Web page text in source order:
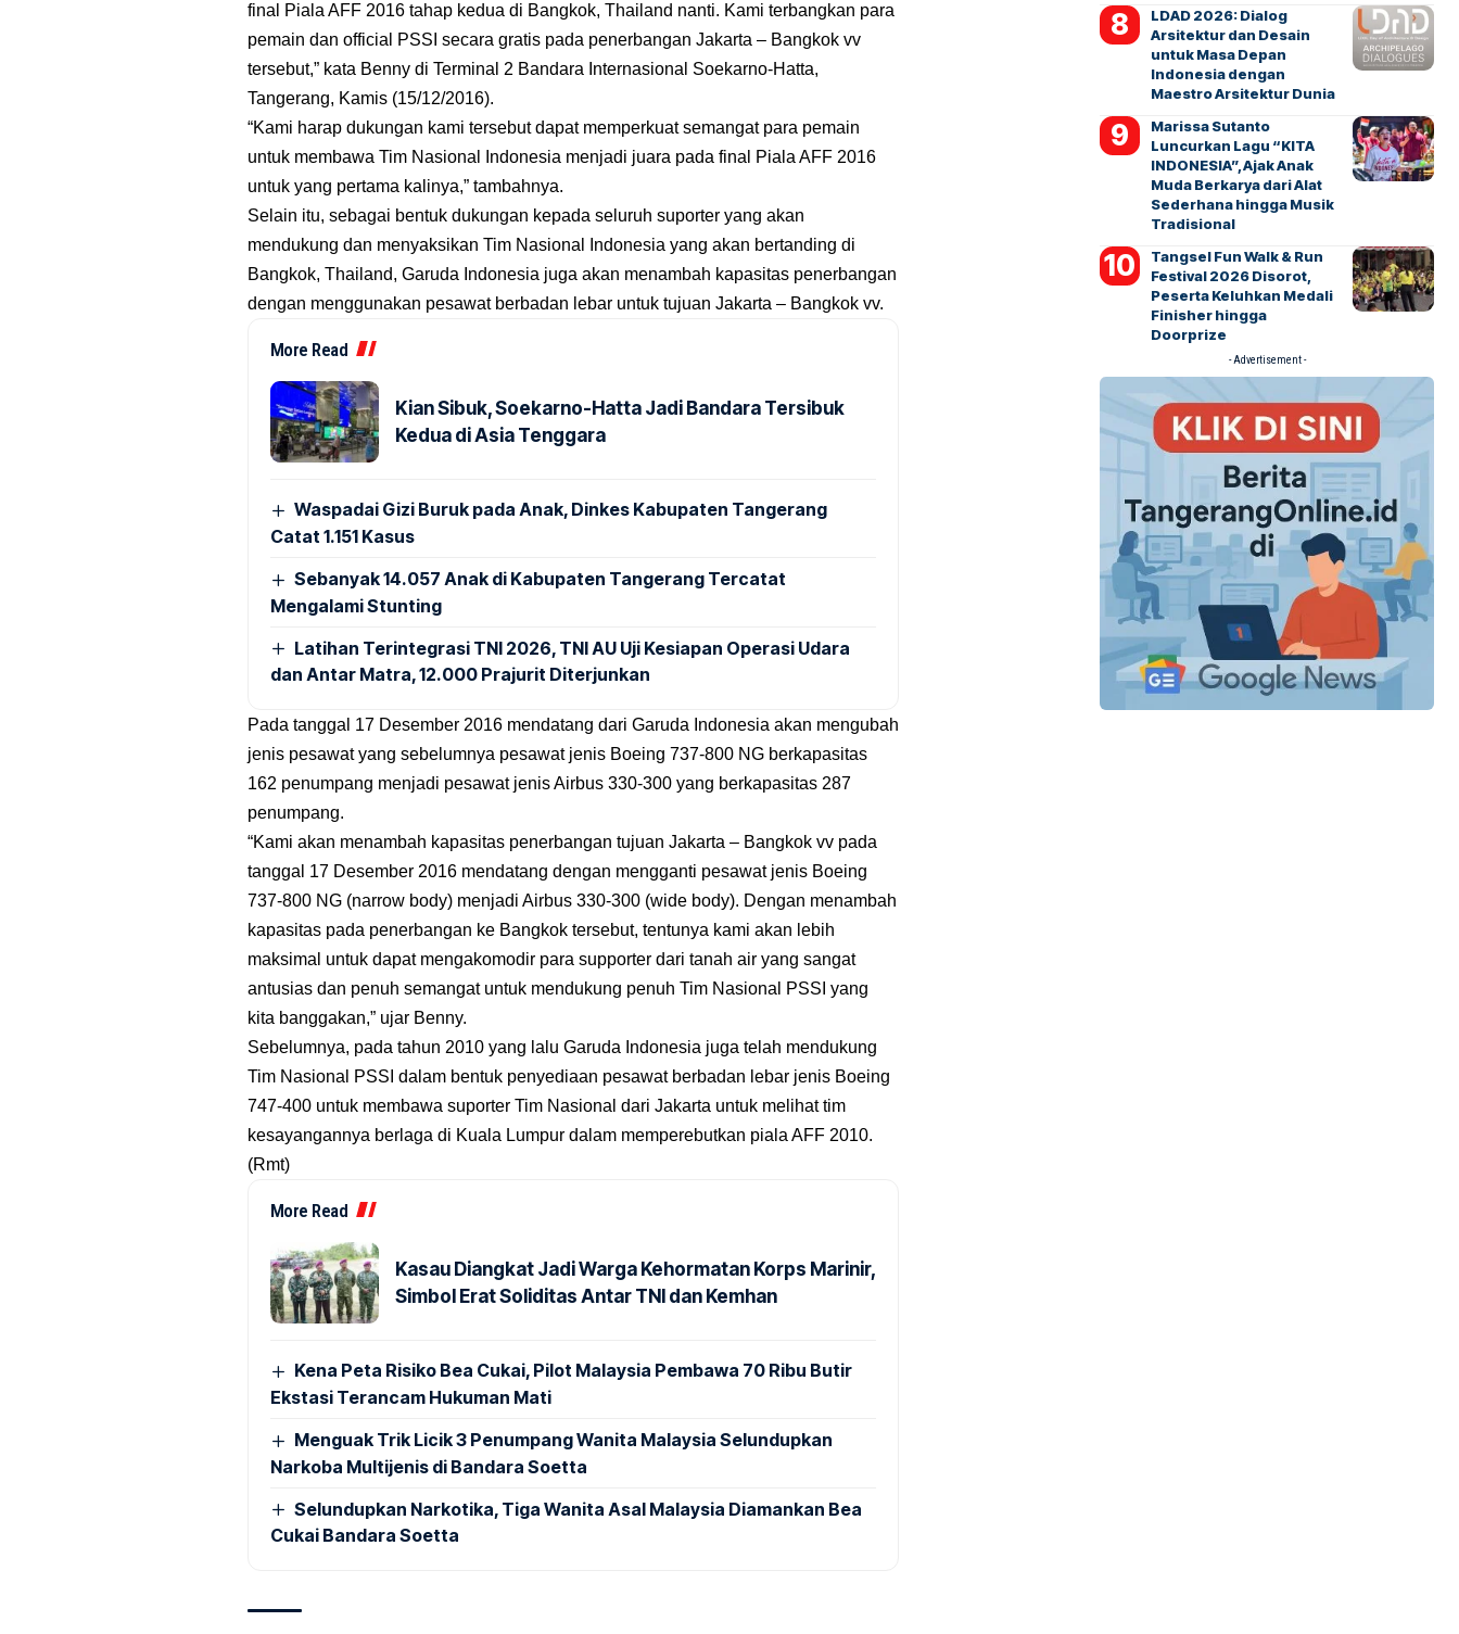
final Piala AFF 2016 tahap kedua di Bangkok, Thailand nanti. Kami terbangkan para
pemain dan official PSSI secara gratis pada penerbangan Jakarta – Bangkok vv
tersebut,” kata Benny di Terminal 2 Bandara Internasional Soekarno-Hatta,
Tangerang, Kamis (15/12/2016).
“Kami harap dukungan kami tersebut dapat memperkuat semangat para pemain
untuk membawa Tim Nasional Indonesia menjadi juara pada final Piala AFF 2016
untuk yang pertama kalinya,” tambahnya.
Selain itu, sebagai bentuk dukungan kepada seluruh suporter yang akan
mendukung dan menyaksikan Tim Nasional Indonesia yang akan bertanding di
Bangkok, Thailand, Garuda Indonesia juga akan menambah kapasitas penerbangan
dengan menggunakan pesawat berbadan lebar untuk tujuan Jakarta – Bangkok vv.
More Read
Kian Sibuk, Soekarno-Hatta Jadi Bandara Tersibuk
Kedua di Asia Tenggara
Waspadai Gizi Buruk pada Anak, Dinkes Kabupaten Tangerang
Catat 1.151 Kasus
Sebanyak 14.057 Anak di Kabupaten Tangerang Tercatat
Mengalami Stunting
Latihan Terintegrasi TNI 2026, TNI AU Uji Kesiapan Operasi Udara
dan Antar Matra, 12.000 Prajurit Diterjunkan
Pada tanggal 17 Desember 2016 mendatang dari Garuda Indonesia akan mengubah
jenis pesawat yang sebelumnya pesawat jenis Boeing 737-800 NG berkapasitas
162 penumpang menjadi pesawat jenis Airbus 330-300 yang berkapasitas 287
penumpang.
“Kami akan menambah kapasitas penerbangan tujuan Jakarta – Bangkok vv pada
tanggal 17 Desember 2016 mendatang dengan mengganti pesawat jenis Boeing
737-800 NG (narrow body) menjadi Airbus 330-300 (wide body). Dengan menambah
kapasitas pada penerbangan ke Bangkok tersebut, tentunya kami akan lebih
maksimal untuk dapat mengakomodir para supporter dari tanah air yang sangat
antusias dan penuh semangat untuk mendukung penuh Tim Nasional PSSI yang
kita banggakan,” ujar Benny.
Sebelumnya, pada tahun 2010 yang lalu Garuda Indonesia juga telah mendukung
Tim Nasional PSSI dalam bentuk penyediaan pesawat berbadan lebar jenis Boeing
747-400 untuk membawa suporter Tim Nasional dari Jakarta untuk melihat tim
kesayangannya berlaga di Kuala Lumpur dalam memperebutkan piala AFF 2010.
(Rmt)
More Read
Kasau Diangkat Jadi Warga Kehormatan Korps Marinir,
Simbol Erat Soliditas Antar TNI dan Kemhan
Kena Peta Risiko Bea Cukai, Pilot Malaysia Pembawa 70 Ribu Butir
Ekstasi Terancam Hukuman Mati
Menguak Trik Licik 3 Penumpang Wanita Malaysia Selundupkan
Narkoba Multijenis di Bandara Soetta
Selundupkan Narkotika, Tiga Wanita Asal Malaysia Diamankan Bea
Cukai Bandara Soetta
LDAD 2026: Dialog
Arsitektur dan Desain
untuk Masa Depan
Indonesia dengan
Maestro Arsitektur Dunia
Marissa Sutanto
Luncurkan Lagu “KITA
INDONESIA”, Ajak Anak
Muda Berkarya dari Alat
Sederhana hingga Musik
Tradisional
Tangsel Fun Walk & Run
Festival 2026 Disorot,
Peserta Keluhkan Medali
Finisher hingga
Doorprize
- Advertisement -